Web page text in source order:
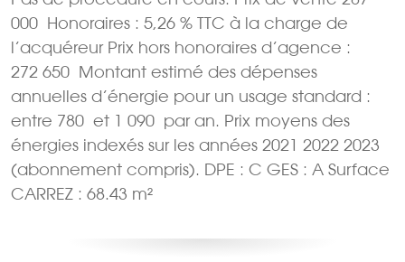
000  Honoraires : 5,26 % TTC à la charge de
l’acquéreur Prix hors honoraires d’agence :
272 650  Montant estimé des dépenses
annuelles d’énergie pour un usage standard :
entre 780  et 1 090  par an. Prix moyens des
énergies indexés sur les années 2021 2022 2023
(abonnement compris). DPE : C GES : A Surface
CARREZ : 68.43 m²